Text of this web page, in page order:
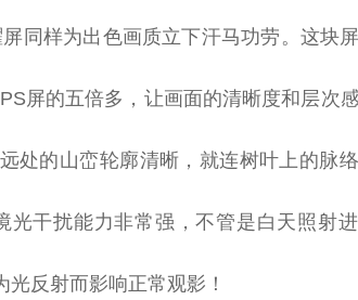
同样为出色画质立下汗马功劳。这块
屏的五倍多，让画面的清晰度和层次
处的山峦轮廓清晰，就连树叶上的脉
光干扰能力非常强，不管是白天照射
反射而影响正常观影！